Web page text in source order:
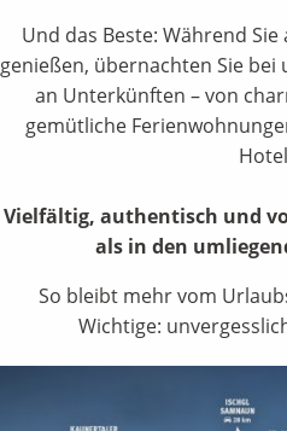
Und das Beste: Während
genießen, übernachten Sie
an Unterkünften – von
gemütliche
Vielfältig, authentisch und
als in den
So bleibt mehr vom
Wichtige: